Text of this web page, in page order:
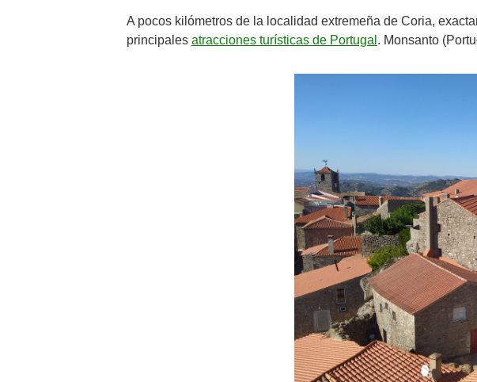
A pocos kilómetros de la localidad extremeña de Coria,
principales atracciones turísticas de Portugal . Monsanto